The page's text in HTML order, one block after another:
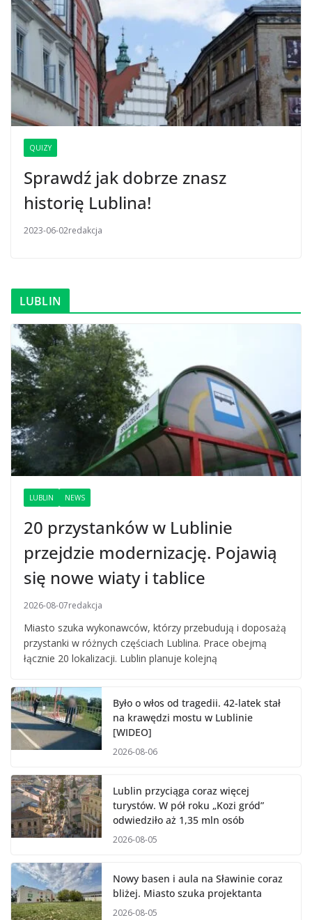
QUIZY
Sprawdź jak dobrze znasz
historię Lublina!
2023-06-02redakcja
LUBLIN
LUBLIN NEWS
20 przystanków w Lublinie
przejdzie modernizację. Pojawią
się nowe wiaty i tablice
2026-08-07redakcja
Miasto szuka wykonawców, którzy przebudują i doposażą
przystanki w różnych częściach Lublina. Prace obejmą
łącznie 20 lokalizacji. Lublin planuje kolejną
Było o włos od tragedii. 42-latek stał
na krawędzi mostu w Lublinie
[WIDEO]
2026-08-06
Lublin przyciąga coraz więcej
turystów. W pół roku „Kozi gród”
odwiedziło aż 1,35 mln osób
2026-08-05
Nowy basen i aula na Sławinie coraz
bliżej. Miasto szuka projektanta
2026-08-05